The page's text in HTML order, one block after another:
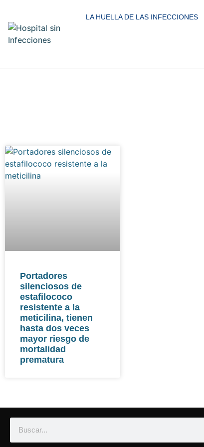
LA HUELLA DE LAS INFECCIONES
Portadores
silenciosos de
estafilococo
resistente a la
meticilina, tienen
hasta dos veces
mayor riesgo de
mortalidad
prematura